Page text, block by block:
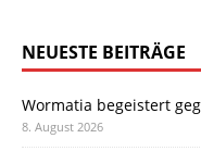
NEUESTE BEITRÄGE
Wormatia begeistert
8. August 2026